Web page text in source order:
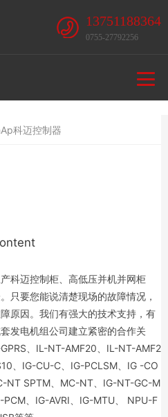
13751188364
0755-27792256
科迈控制器
科迈控制柜、高低压并机并网柜
只要您能说清楚现场的故障情况，
原因。我们有强大的技术支持，有
发电机组公司建立紧密的合作关
、IL-NT-AMF20、IL-NT-AMF2
、IG-CU-C、IG-PCLSM、IG -CO
NT SPTM、MC-NT、IG-NT-GC-M
、IG-AVRI、IG-MTU、 NPU-F